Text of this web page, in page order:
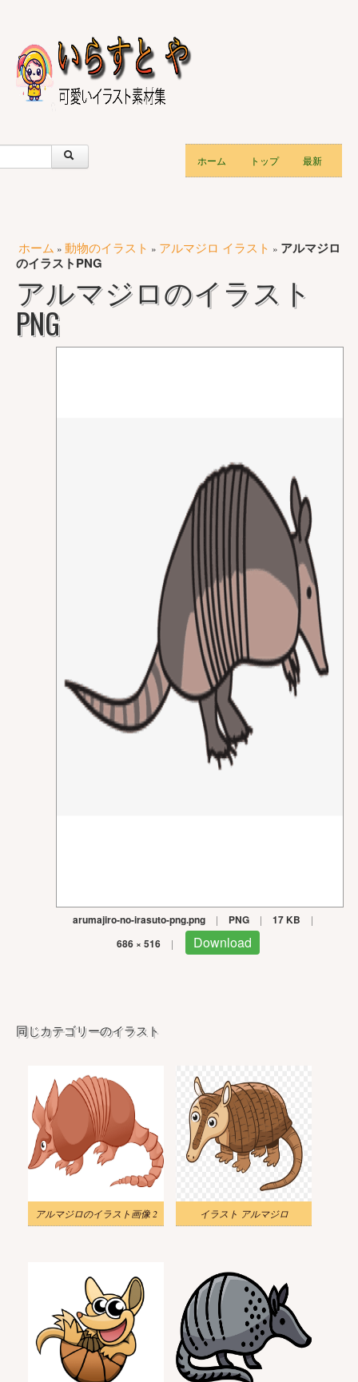
ホーム トップ 最新
ホーム » 動物のイラスト » アルマジロ イラスト » アルマジロ
のイラストPNG
アルマジロのイラスト
PNG
arumajiro-no-irasuto-png.png | PNG | 17 KB |
686 × 516 | Download
同じカテゴリーのイラスト
アルマジロのイラスト画像 2 イラスト アルマジロ